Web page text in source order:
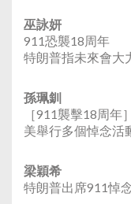
巫詠妍
911恐襲18周年
特朗普指未來會大
孫珮釧
［911襲擊18周年］
美舉行多個悼念活
梁穎希
特朗普出席911悼